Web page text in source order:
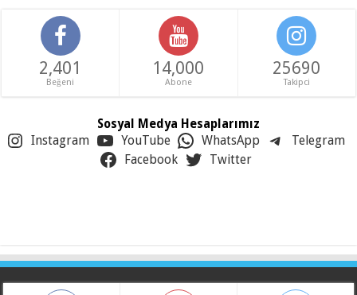
2,401
Beğeni
14,000
Abone
25690
Takipci
Sosyal Medya Hesaplarımız
Instagram YouTube WhatsApp
Telegram
Facebook
Twitter